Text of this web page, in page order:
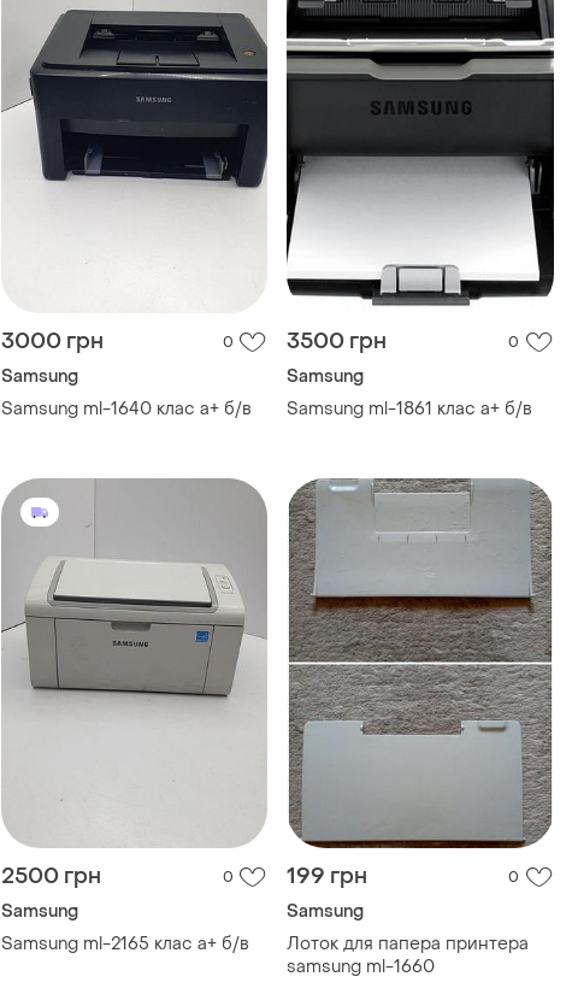
3000 грн 0
Samsung
Samsung ml-1640 клас a+ б/в
3500 грн 0
Samsung
Samsung ml-1861 клас a+ б/в
2500 грн 0
Samsung
Samsung ml-2165 клас a+ б/в
199 грн 0
Samsung
Лоток для папера принтера
samsung ml-1660